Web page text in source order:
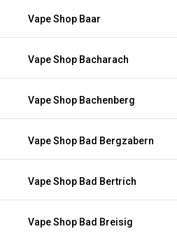
Vape Shop Baar
Vape Shop Bacharach
Vape Shop Bachenberg
Vape Shop Bad Bergzabern
Vape Shop Bad Bertrich
Vape Shop Bad Breisig